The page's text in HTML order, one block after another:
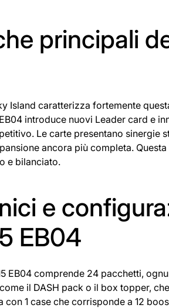
principali
Island caratterizza fortemente
introduce nuovi Leader card e
Le carte presentano sinergie
ancora più completa.
e bilanciato.
e
EB04
EB04 comprende 24 pacchetti,
il DASH pack o il box topper,
con 1 case che corrisponde a 12